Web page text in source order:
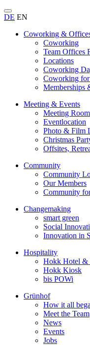
DE EN
Coworking &
Coworking
Team Offices
Locations
Coworking
Coworking for
Memberships
Meeting & Events
Meeting
Eventlocation
Photo & Film
Christmas
Offsites,
Community
Community
Our Members
Community
Changemaking
smart green
Social
Innovation in
Hospitality
Hokk Hotel &
Hokk Kiosk
bis POWi
Grünhof
How it all
Meet the Team
News
Events
Jobs